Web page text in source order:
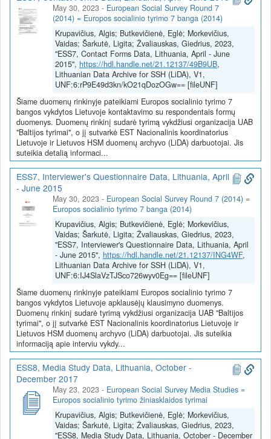
May 30, 2023 - European Social Survey Round 7
(2014) = Europos socialinio tyrimo 7 banga (2014)
Krupavičius, Algis; Butkevičienė, Eglė; Morkevičius,
Vaidas; Šarkutė, Ligita; Žvaliauskas, Giedrius, 2023,
"ESS7, Contact Forms Data, Lithuania, April - June
2015", https://hdl.handle.net/21.12137/49B9UB,
Lithuanian Data Archive for SSH (LiDA), V1,
UNF:6:rP9E49d3kn/kO21qDozOGw== [fileUNF]
Šiame duomenų rinkinyje pateikiami Europos socialinio tyrimo 7
bangos vykdytos Lietuvoje kontaktavimo su respondentais formų
duomenys. Duomenų rinkinį sudarė tyrimą vykdžiusi organizacija UAB
"Baltijos tyrimai", o jį sutvarkė EST Nacionalinis koordinatorius
Lietuvoje ir Lietuvos HSM duomenų archyvo (LiDA) darbuotojai. Jis
suteikia detalią informaci...
ESS7, Interviewer's Questionnaire Data, Lithuania, April
- June 2015
May 30, 2023 - European Social Survey Round 7 (2014) =
Europos socialinio tyrimo 7 banga (2014)
Krupavičius, Algis; Butkevičienė, Eglė; Morkevičius,
Vaidas; Šarkutė, Ligita; Žvaliauskas, Giedrius, 2023,
"ESS7, Interviewer's Questionnaire Data, Lithuania, April
- June 2015", https://hdl.handle.net/21.12137/ING4WF,
Lithuanian Data Archive for SSH (LiDA), V1,
UNF:6:IJ4SlaVzTJSco726wyv0Eg== [fileUNF]
Šiame duomenų rinkinyje pateikiami Europos socialinio tyrimo 7
bangos vykdytos Lietuvoje apklausėjų klausimyno duomenys.
Duomenų rinkinį sudarė tyrimą vykdžiusi organizacija UAB "Baltijos
tyrimai", o jį sutvarkė EST Nacionalinis koordinatorius Lietuvoje ir
Lietuvos HSM duomenų archyvo (LiDA) darbuotojai. Jis suteikia
informaciją apie interviu vykdy...
ESS8, Media Study Data, Lithuania, October -
December 2017
May 23, 2023 - European Social Survey Media Studies =
Europos socialinio tyrimo žiniasklaidos tyrimai
Krupavičius, Algis; Butkevičienė, Eglė; Morkevičius,
Vaidas; Šarkutė, Ligita; Žvaliauskas, Giedrius, 2023,
"ESS8, Media Study Data, Lithuania, October - December